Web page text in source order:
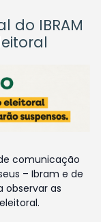
do IBRAM
comunicação
– Ibram e de
observar as